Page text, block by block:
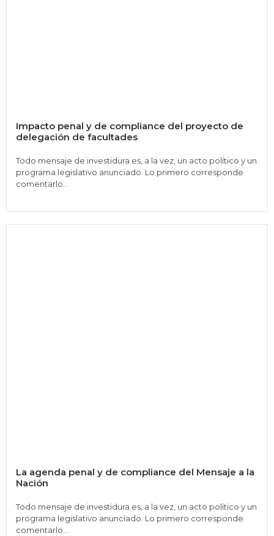
Impacto penal y de compliance del proyecto de
delegación de facultades
Todo mensaje de investidura es, a la vez, un acto político y un
programa legislativo anunciado. Lo primero corresponde
comentarlo...
La agenda penal y de compliance del Mensaje a la
Nación
Todo mensaje de investidura es, a la vez, un acto político y un
programa legislativo anunciado. Lo primero corresponde
comentarlo...